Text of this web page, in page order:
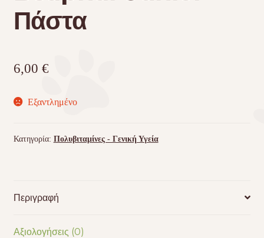
Πάστα
6,00 €
Εξαντλημένο
Κατηγορία: Πολυβιταμίνες - Γενική Υγεία
Περιγραφή
Αξιολογήσεις (0)